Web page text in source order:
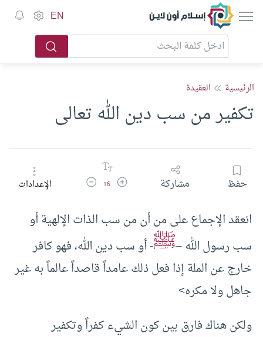
إسلام أون لاين EN
الرئيسية العقيدة
تكفير من سب دين الله تعالى
حفظ مشاركة زيادة حجم الخط
16 تقليل حجم الخطالإعدادات
انعقد الإجماع على من أن من سب الذات الإلهية أو
سب رسول الله –ﷺ- أو سب دين الله، فهو كافر
خارج عن الملة إذا فعل ذلك عامداً قاصداً عالماً به غير
جاهل ولا مكره>
ولكن هناك فارق بين كون الشيء كفراً وتكفير